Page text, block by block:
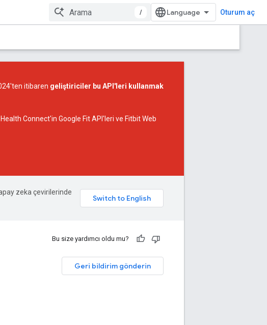
/ Oturum aç
itibaren geliştiriciler bu API'leri kullanmak
Connect'in Google Fit API'leri ve Fitbit Web
zeka çevirilerinde
Bu size yardımcı oldu mu?
Geri bildirim gönderin